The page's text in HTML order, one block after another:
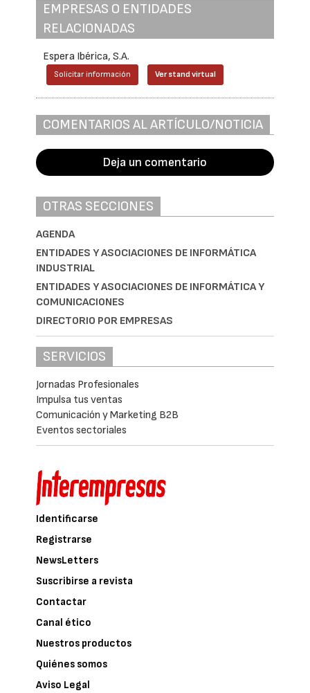
EMPRESAS O ENTIDADES
RELACIONADAS
Espera Ibérica, S.A.
Solicitar información Ver stand virtual
COMENTARIOS AL ARTÍCULO/NOTICIA
Deja un comentario
OTRAS SECCIONES
AGENDA
ENTIDADES Y ASOCIACIONES DE INFORMÁTICA
INDUSTRIAL
ENTIDADES Y ASOCIACIONES DE INFORMÁTICA Y
COMUNICACIONES
DIRECTORIO POR EMPRESAS
SERVICIOS
Jornadas Profesionales
Impulsa tus ventas
Comunicación y Marketing B2B
Eventos sectoriales
Identificarse
Registrarse
NewsLetters
Suscribirse a revista
Contactar
Canal ético
Nuestros productos
Quiénes somos
Aviso Legal